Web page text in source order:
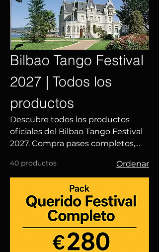
Bilbao Tango Festival
2027 | Todos los
productos
Descubre todos los productos
oficiales del Bilbao Tango Festival
2027. Compra pases completos,
maestros internacionales, entradas
para ver el campeonato, packs
especiales y mucho más. Vive una
semana inolvidable de tango en
Bilbao junto a bailarines de todo el
mundo.
40 productos Ordenar